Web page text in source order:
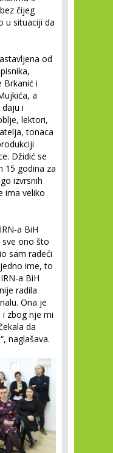
čijeg
u situaciji da
od
Brkanić i
a
i
lektori,
tonaca
Džidić se
15 godina za
izvrsnih
ima veliko
a BiH
sve ono što
sam radeći
ime, to
a BiH
radila
Ona je
zbog nje mi
da
naglašava.